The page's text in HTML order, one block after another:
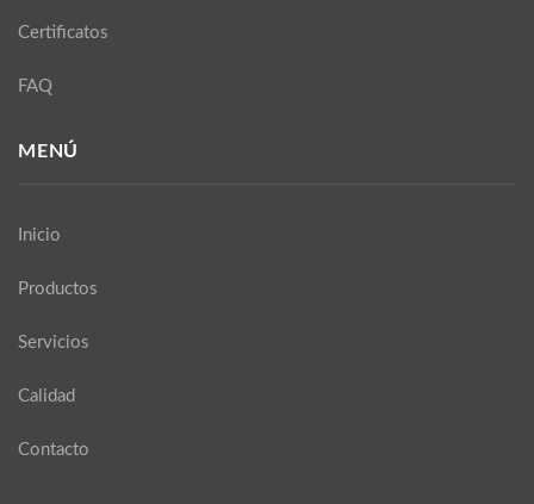
Certificatos
FAQ
MENÚ
Inicio
Productos
Servicios
Calidad
Contacto